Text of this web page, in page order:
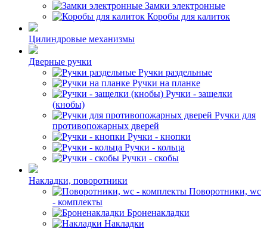
Замки электронные
Коробы для калиток
Цилиндровые механизмы
Дверные ручки
Ручки раздельные
Ручки на планке
Ручки - защелки
(кнобы)
Ручки для
противопожарных дверей
Ручки - кнопки
Ручки - кольца
Ручки - скобы
Накладки, поворотники
Поворотники, wc
- комплекты
Броненакладки
Накладки